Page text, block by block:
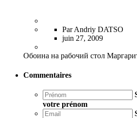
Par Andriy DATSO
juin 27, 2009
Обоина на рабочий стол
Commentaires
votre prénom